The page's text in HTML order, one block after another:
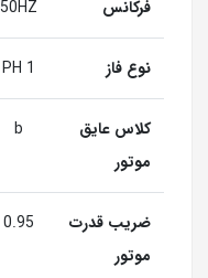
فرکانس 50HZ
نوع فاز 1 PH
کلاس عایق
موتور
b
ضریب قدرت
موتور
0.95